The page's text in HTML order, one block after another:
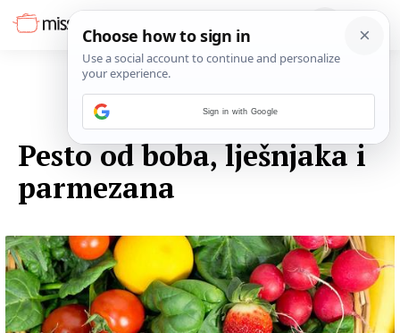
Pesto od boba, lješnjaka i
parmezana
Sign in with Google